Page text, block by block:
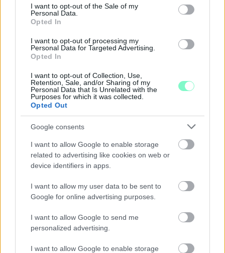
consent section.
I want to opt-out of the Sale of my
Personal Data.
Opted In
I want to opt-out of processing my
Personal Data for Targeted Advertising.
Opted In
I want to opt-out of Collection, Use,
Retention, Sale, and/or Sharing of my
Personal Data that Is Unrelated with the
Purposes for which it was collected.
Opted Out
Google consents
I want to allow Google to enable storage
related to advertising like cookies on web or
device identifiers in apps.
I want to allow my user data to be sent to
Google for online advertising purposes.
I want to allow Google to send me
personalized advertising.
I want to allow Google to enable storage
ÖRÖMHÍR: TÍZ ÉVE NEM VOLT ILYEN ALACSONY AZ
INFLÁCIÓ MAGYARORSZÁGON
Júliusban mindössze 1,2 százalékkal emelkedtek éves
összevetésben a fogyasztói árak, miközben az élelmiszerek ára
már csökkent.
Szólj hozzá!